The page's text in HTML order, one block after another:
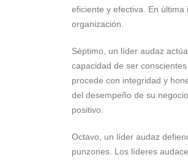
eficiente y efectiva. En
organización.
Séptimo, un líder audaz
capacidad de ser
procede con integridad y
del desempeño de su
positivo.
Octavo, un líder audaz
punzones. Los líderes